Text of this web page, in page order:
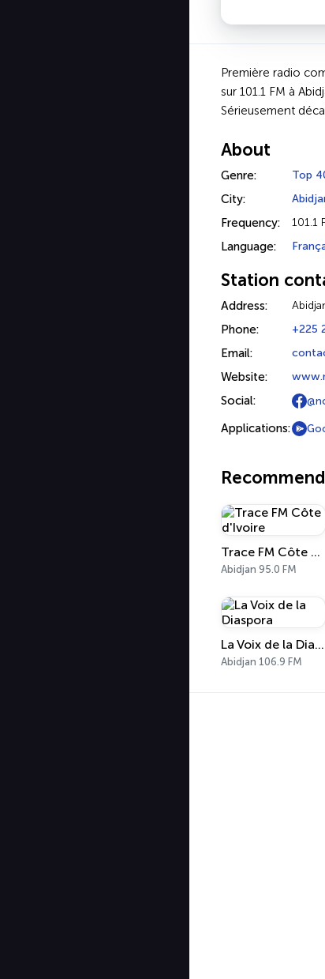
Première radio
sur 101.1 FM à
Sérieusement
About
Genre: Top
City:
Frequency: 101.1
Language:
Station
Address:
Phone: +225
Email:
Website:
Social:
Applications:
Trace FM Côte d'Ivoire
Abidjan 95.0 FM
La Voix de la Diaspora
Abidjan 106.9 FM